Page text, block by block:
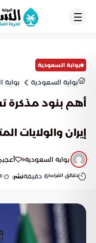
بوابة السعودية
بوابة السعودية بوابة
أهم بنود مذكرة
إيران والولايات
بوابة السعودية
دقائق القراءة6 دقيقةنشر: